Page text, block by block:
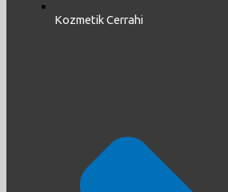
Kozmetik Cerrahi